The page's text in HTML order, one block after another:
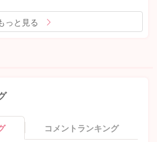
っと見る
コメントランキング